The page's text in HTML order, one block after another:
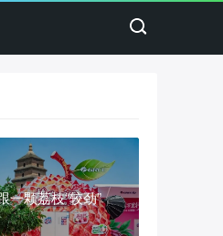
一颗荔枝“较劲”